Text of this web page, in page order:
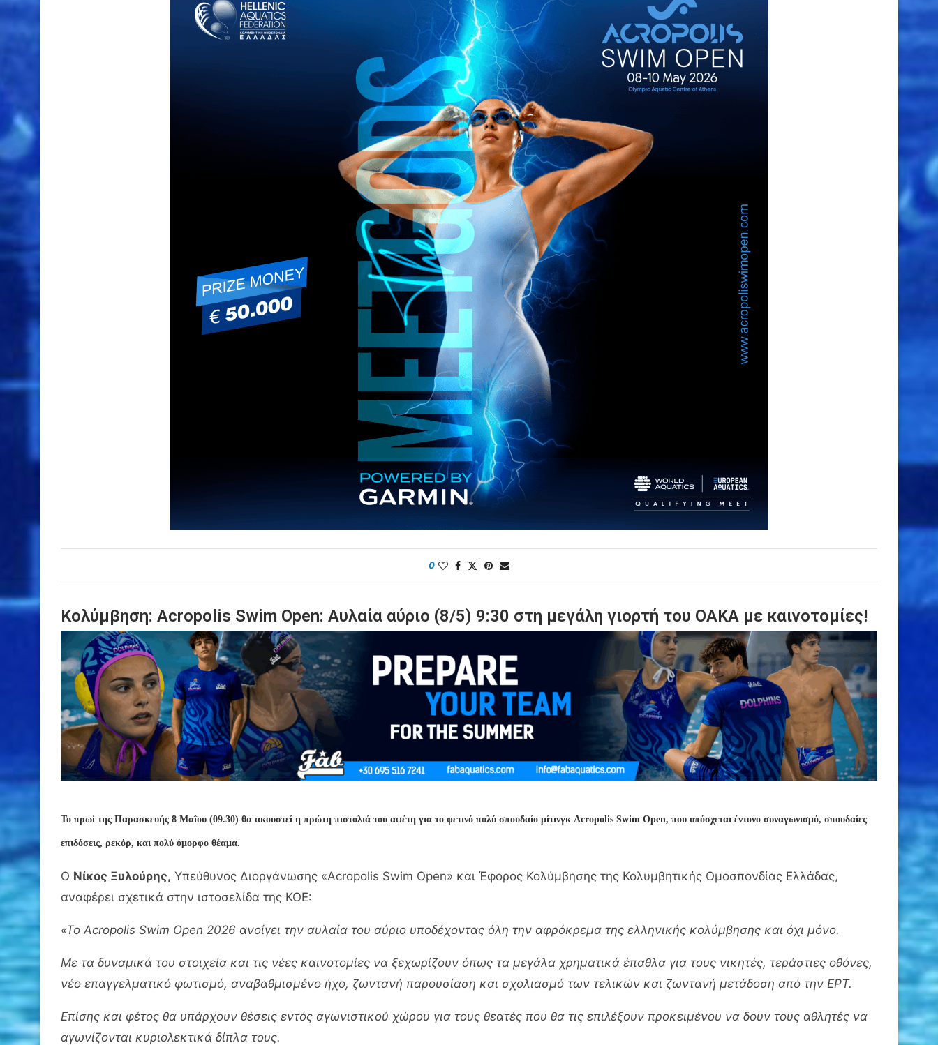
0
Κολύμβηση: Acropolis Swim Open: Αυλαία αύριο (8/5) 9:30 στη μεγάλη γιορτή του ΟΑΚΑ με καινοτομίες!
Το πρωί της Παρασκευής 8 Μαΐου (09.30) θα ακουστεί η πρώτη πιστολιά του αφέτη για το φετινό πολύ σπουδαίο μίτινγκ Acropolis Swim Open, που υπόσχεται έντονο συναγωνισμό, σπουδαίες
επιδόσεις, ρεκόρ, και πολύ όμορφο θέαμα.
Ο Νίκος Ξυλούρης, Υπεύθυνος Διοργάνωσης «Acropolis Swim Open» και Έφορος Κολύμβησης της Κολυμβητικής Ομοσπονδίας Ελλάδας,
αναφέρει σχετικά στην ιστοσελίδα της ΚΟΕ:
«Το Acropolis Swim Open 2026 ανοίγει την αυλαία του αύριο υποδέχοντας όλη την αφρόκρεμα της ελληνικής κολύμβησης και όχι μόνο.
Με τα δυναμικά του στοιχεία και τις νέες καινοτομίες να ξεχωρίζουν όπως τα μεγάλα χρηματικά έπαθλα για τους νικητές, τεράστιες οθόνες,
νέο επαγγελματικό φωτισμό, αναβαθμισμένο ήχο, ζωντανή παρουσίαση και σχολιασμό των τελικών και ζωντανή μετάδοση από την ΕΡΤ.
Επίσης και φέτος θα υπάρχουν θέσεις εντός αγωνιστικού χώρου για τους θεατές που θα τις επιλέξουν προκειμένου να δουν τους αθλητές να
αγωνίζονται κυριολεκτικά δίπλα τους.